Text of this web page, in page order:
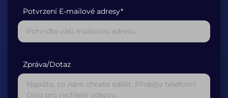
Potvrzení E-mailové adresy*
Zpráva/Dotaz